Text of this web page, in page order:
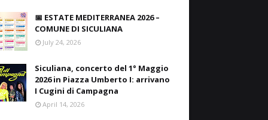
📅 ESTATE MEDITERRANEA 2026 –
COMUNE DI SICULIANA
July 24, 2026
Siculiana, concerto del 1° Maggio
2026 in Piazza Umberto I: arrivano
I Cugini di Campagna
April 14, 2026